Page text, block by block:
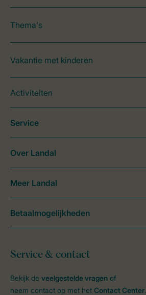
Thema's
Vakantie met kinderen
Activiteiten
Service & contact
Bekijk de veelgestelde vragen of
neem contact op met het Contact Center.
Service
Over Landal
Meer Landal
Betaalmogelijkheden